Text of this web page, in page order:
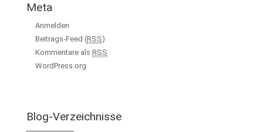
Meta
Anmelden
Beitrags-Feed (RSS)
Kommentare als RSS
WordPress.org
Blog-Verzeichnisse